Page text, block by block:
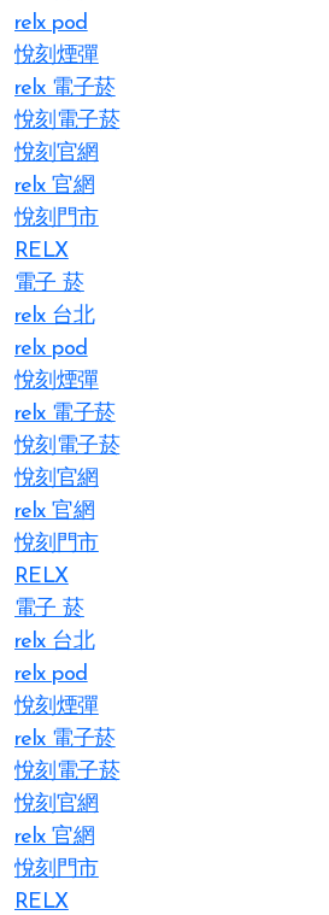
relx pod
悅刻煙彈
relx 電子菸
悅刻電子菸
悅刻官網
relx 官網
悅刻門市
RELX
電子 菸
relx 台北
relx pod
悅刻煙彈
relx 電子菸
悅刻電子菸
悅刻官網
relx 官網
悅刻門市
RELX
電子 菸
relx 台北
relx pod
悅刻煙彈
relx 電子菸
悅刻電子菸
悅刻官網
relx 官網
悅刻門市
RELX